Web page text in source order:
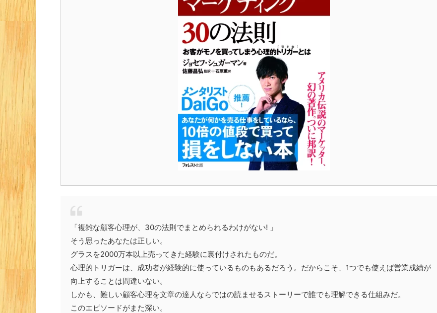
「複雑な顧客心理が、30の法則でまとめられるわけがない! 」
そう思ったあなたは正しい。
グラスを2000万本以上売ってきた経験に裏付けされたものだ。
心理的トリガーは、成功者が経験的に使っているものもあるだろう。だからこそ、1つでも使えば営業成績が
向上することは間違いない。
しかも、難しい顧客心理を文章の達人ならではの読ませるストーリーで誰でも理解できる仕組みだ。
このエピソードがまた深い。